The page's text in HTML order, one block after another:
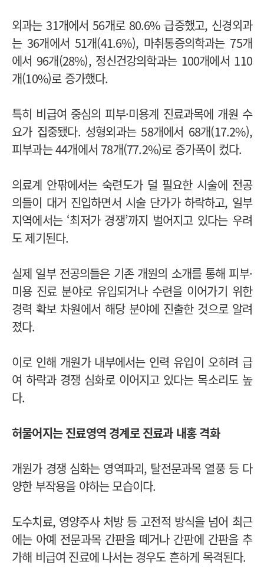
외과는 31개에서 56개로 80.6% 급증했고, 신경외과
는 36개에서 51개(41.6%), 마취통증의학과는 75개
에서 96개(28%), 정신건강의학과는 100개에서 110
개(10%)로 증가했다.
특히 비급여 중심의 피부·미용계 진료과목에 개원 수
요가 집중됐다. 성형외과는 58개에서 68개(17.2%),
피부과는 44개에서 78개(77.2%)로 증가폭이 컸다.
의료계 안팎에서는 숙련도가 덜 필요한 시술에 전공
의들이 대거 진입하면서 시술 단가가 하락하고, 일부
지역에서는 ‘최저가 경쟁’까지 벌어지고 있다는 우려
도 제기된다.
실제 일부 전공의들은 기존 개원의 소개를 통해 피부·
미용 진료 분야로 유입되거나 수련을 이어가기 위한
경력 확보 차원에서 해당 분야에 진출한 것으로 알려
졌다.
이로 인해 개원가 내부에서는 인력 유입이 오히려 급
여 하락과 경쟁 심화로 이어지고 있다는 목소리도 높
다.
허물어지는 진료영역 경계로 진료과 내홍 격화
개원가 경쟁 심화는 영역파괴, 탈전문과목 열풍 등 다
양한 부작용을 야하는 모습이다.
도수치료, 영양주사 처방 등 고전적 방식을 넘어 최근
에는 아예 전문과목 간판을 떼거나 간판에 간판을 추
가해 비급여 진료에 나서는 경우도 흔하게 목격된다.